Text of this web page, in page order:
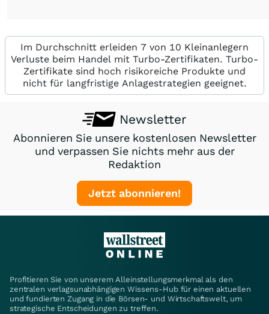
Im Durchschnitt erleiden 7 von 10 Kleinanlegern
Verluste beim Handel mit Turbo-Zertifikaten. Turbo-
Zertifikate sind hoch risikoreiche Produkte und
nicht für langfristige Anlagestrategien geeignet.
Newsletter
Abonnieren Sie unsere kostenlosen Newsletter
und verpassen Sie nichts mehr aus der
Redaktion
Jetzt abonnieren!
Profitieren Sie von unserem Alleinstellungsmerkmal als den
zentralen verlagsunabhängigen Wissens-Hub für einen aktuellen
und fundierten Zugang in die Börsen- und Wirtschaftswelt, um
strategische Entscheidungen zu treffen.